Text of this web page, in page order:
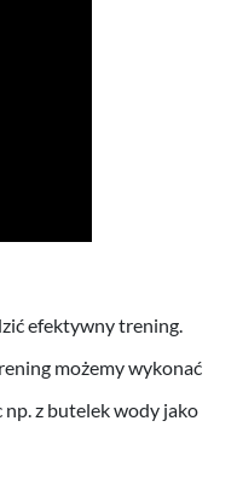
efektywny trening.
możemy wykonać
np. z butelek wody jako